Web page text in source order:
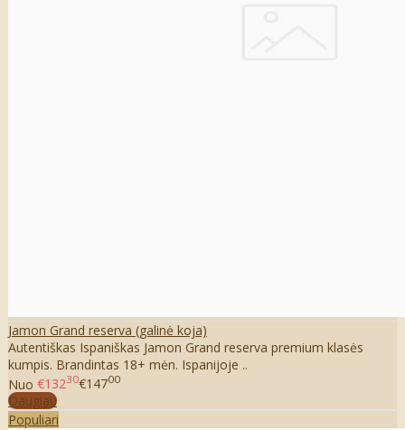
Jamon Grand reserva (galinė koja)
Autentiškas Ispaniškas Jamon Grand reserva premium klasės
kumpis. Brandintas 18+ mėn. Ispanijoje ..
Nuo €13230€14700
Daugiau
Populiari